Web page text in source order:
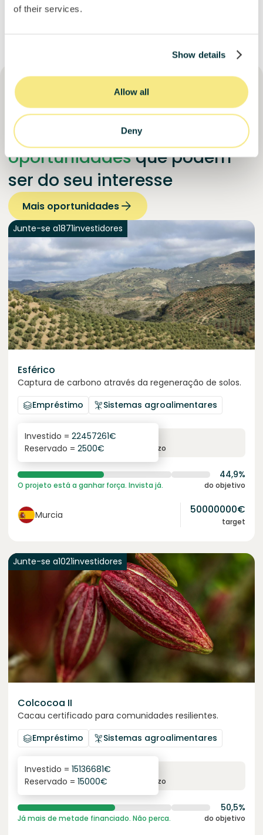
of their services.
Show details
Allow all
Deny
Descubra outras
oportunidadesque podem
ser do seu interesse
Mais oportunidades
Junte-se a1871investidores
Esférico
Captura de carbono através da regeneração de solos.
Empréstimo
Sistemas agroalimentares
6.3%
juro anual prazo
Investido = 22457261€
Reservado = 2500€
44,9%
O projeto está a ganhar força. Invista já. do objetivo
Murcia 50000000€
target
Junte-se a1021investidores
Colcocoa II
Cacau certificado para comunidades resilientes.
Empréstimo
Sistemas agroalimentares
6.1%
juro anual prazo
Investido = 15136681€
Reservado = 15000€
50,5%
Já mais de metade financiado. Não perca. do objetivo